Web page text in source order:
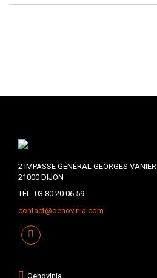
2 IMPASSE GÉNÉRAL GEORGES VANIER
21000 DIJON
TÉL. 03 80 20 06 59
contact@oenovinia.com
Oenovinia